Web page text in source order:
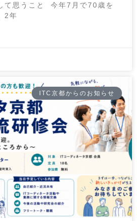
て思うこと 今年7月で70歳を
2年
ITC京都からのお知らせ